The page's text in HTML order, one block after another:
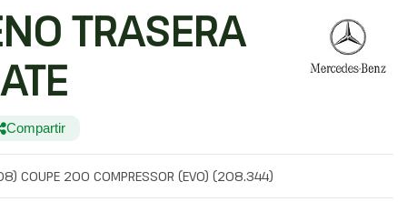
TRASERA
Compartir
COUPE 200 COMPRESSOR (EVO) (208.344)